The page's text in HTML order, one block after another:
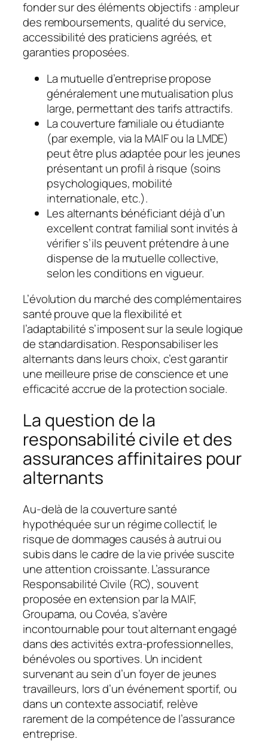
fonder sur des éléments objectifs : ampleur
des remboursements, qualité du service,
accessibilité des praticiens agréés, et
garanties proposées.
La mutuelle d’entreprise propose
généralement une mutualisation plus
large, permettant des tarifs attractifs.
La couverture familiale ou étudiante
(par exemple, via la MAIF ou la LMDE)
peut être plus adaptée pour les jeunes
présentant un profil à risque (soins
psychologiques, mobilité
internationale, etc.).
Les alternants bénéficiant déjà d’un
excellent contrat familial sont invités à
vérifier s’ils peuvent prétendre à une
dispense de la mutuelle collective,
selon les conditions en vigueur.
L’évolution du marché des complémentaires
santé prouve que la flexibilité et
l’adaptabilité s’imposent sur la seule logique
de standardisation. Responsabiliser les
alternants dans leurs choix, c’est garantir
une meilleure prise de conscience et une
efficacité accrue de la protection sociale.
La question de la
responsabilité civile et des
assurances affinitaires pour
alternants
Au-delà de la couverture santé
hypothéquée sur un régime collectif, le
risque de dommages causés à autrui ou
subis dans le cadre de la vie privée suscite
une attention croissante. L’assurance
Responsabilité Civile (RC), souvent
proposée en extension par la MAIF,
Groupama, ou Covéa, s’avère
incontournable pour tout alternant engagé
dans des activités extra-professionnelles,
bénévoles ou sportives. Un incident
survenant au sein d’un foyer de jeunes
travailleurs, lors d’un événement sportif, ou
dans un contexte associatif, relève
rarement de la compétence de l’assurance
entreprise.